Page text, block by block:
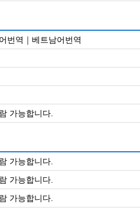
번역｜베트남어번역
가능합니다.
가능합니다.
가능합니다.
가능합니다.